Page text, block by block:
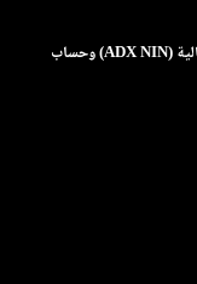
قدّم معلومات رقم المستثمر في سوق أبوظبي للأوراق المالية (ADX NIN) وحساب